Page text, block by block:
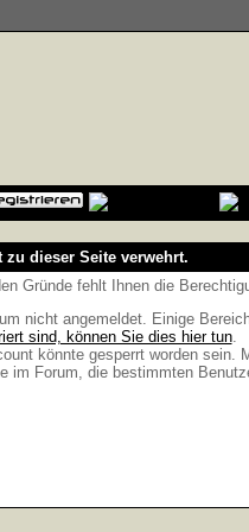
zu dieser Seite verwehrt.
Gründe fehlt Ihnen die
nicht angemeldet. Einige
sind, können Sie dies hier tun.
könnte gesperrt worden
im Forum, die bestimmten